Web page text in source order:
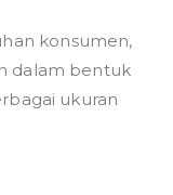
konsumen,
dalam bentuk
ukuran